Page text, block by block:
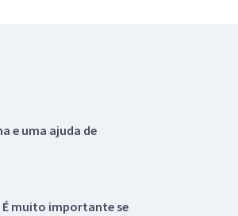
e uma ajuda de
É muito importante se